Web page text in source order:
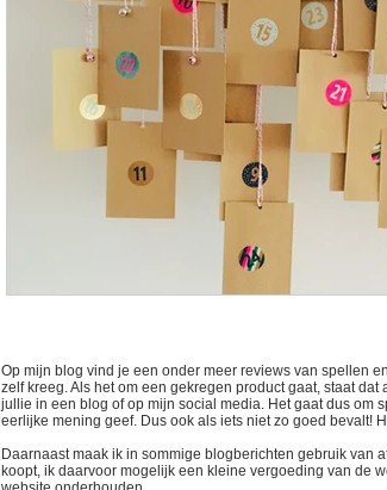
Op mijn blog vind je een onder meer reviews van spellen
zelf kreeg. Als het om een gekregen product gaat, staat
jullie in een blog of op mijn social media. Het gaat dus om
eerlijke mening geef. Dus ook als iets niet zo goed bevalt!
Daarnaast maak ik in sommige blogberichten gebruik van
koopt, ik daarvoor mogelijk een kleine vergoeding van de